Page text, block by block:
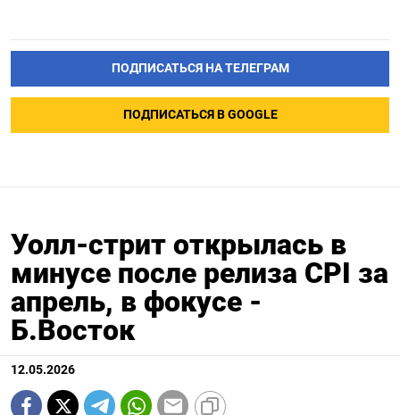
ПОДПИСАТЬСЯ НА ТЕЛЕГРАМ
ПОДПИСАТЬСЯ В GOOGLE
Уолл-стрит открылась в
минусе после релиза CPI за
апрель, в фокусе -
Б.Восток
12.05.2026